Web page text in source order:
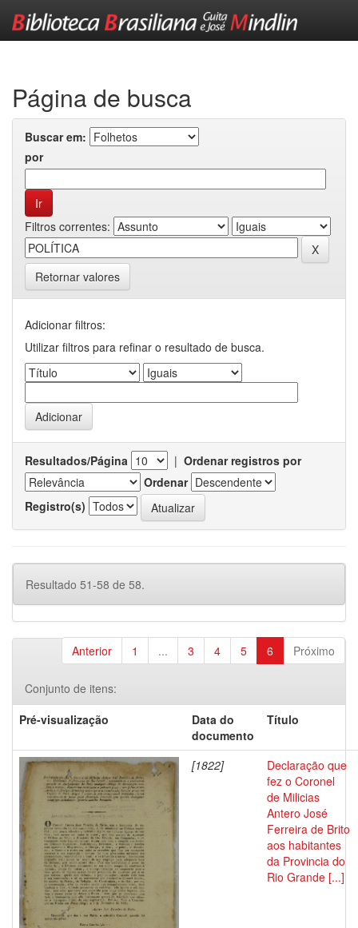
Página de busca
Buscar em:
por
Filtros correntes:
Retornar valores
Adicionar filtros:
Utilizar filtros para refinar o resultado de busca.
Resultados/Página | Ordenar registros por
Ordenar
Registro(s)
Resultado 51-58 de 58.
Anterior 1 ... 3 4 5 6 Próximo
Conjunto de itens:
Pré-visualização
Data do
documento
Título
[1822]
Declaração que
fez o Coronel
de Milicias
Antero José
Ferreira de Brito
aos habitantes
da Provincia do
Rio Grande [...]